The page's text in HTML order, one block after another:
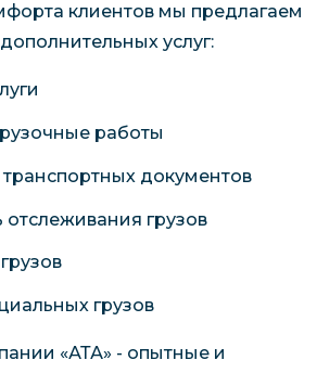
клиентов мы предлагаем
услуг:
работы
документов
грузов
грузов
«АТА» - опытные и